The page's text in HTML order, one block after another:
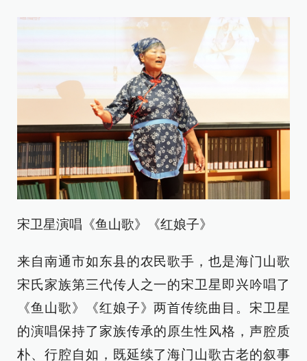
宋卫星演唱《鱼山歌》《红娘子》
来自南通市如东县的农民歌手，也是海门山歌
宋氏家族第三代传人之一的宋卫星即兴吟唱了
《鱼山歌》《红娘子》两首传统曲目。宋卫星
的演唱保持了家族传承的原生性风格，声腔质
朴、行腔自如，既延续了海门山歌古老的叙事